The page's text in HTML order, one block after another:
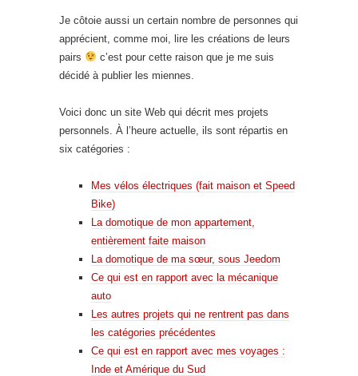
Je côtoie aussi un certain nombre de personnes qui
apprécient, comme moi, lire les créations de leurs
pairs
c’est pour cette raison que je me suis
décidé à publier les miennes.
Voici donc un site Web qui décrit mes projets
personnels. À l’heure actuelle, ils sont répartis en
six catégories :
Mes vélos électriques (fait maison et Speed
Bike)
La domotique de mon appartement,
entièrement faite maison
La domotique de ma sœur, sous Jeedom
Ce qui est en rapport avec la mécanique
auto
Les autres projets qui ne rentrent pas dans
les catégories précédentes
Ce qui est en rapport avec mes voyages :
Inde et Amérique du Sud